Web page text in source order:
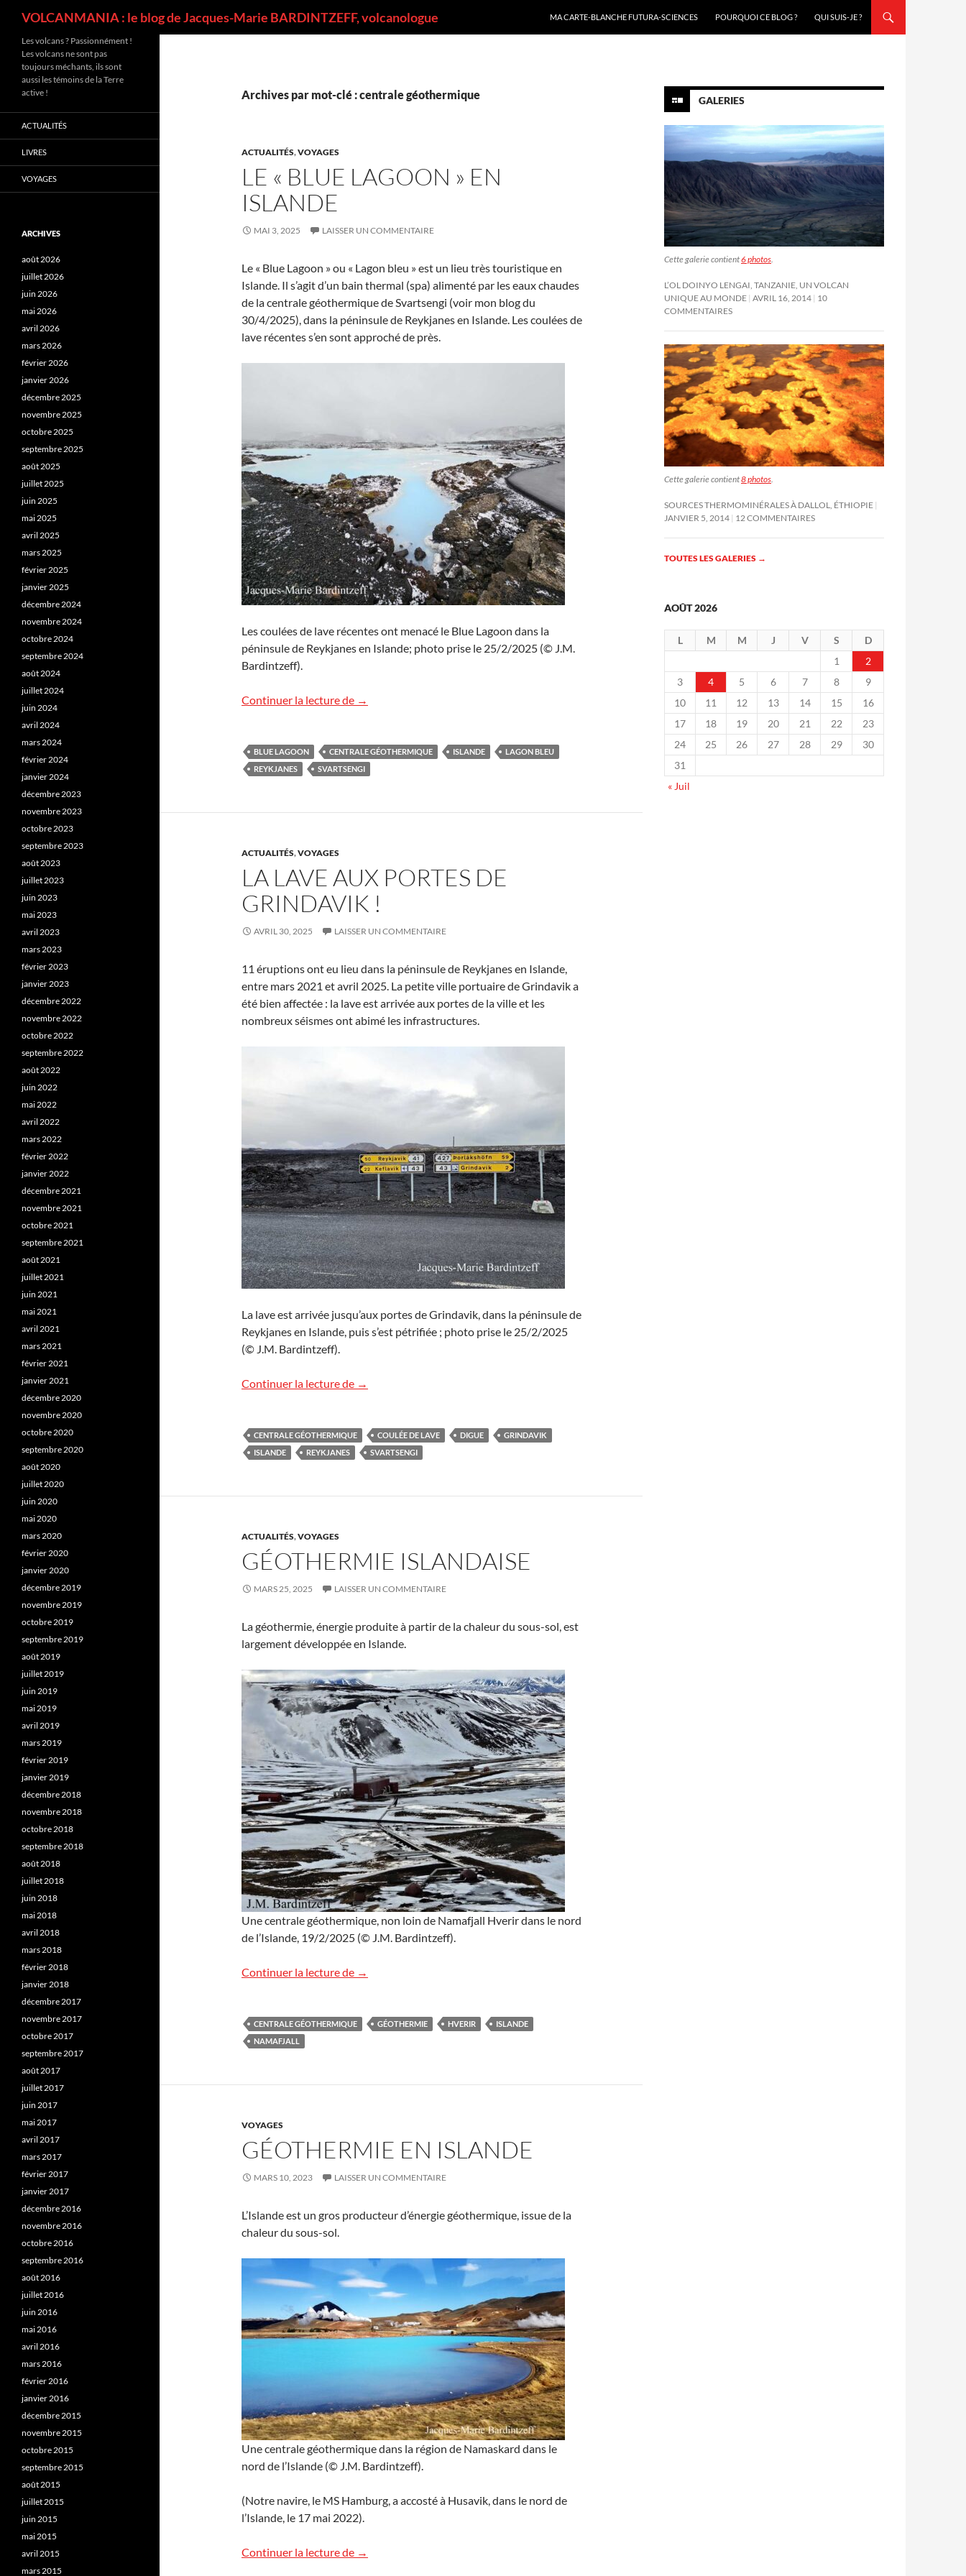
VOLCANMANIA : le blog de Jacques-Marie BARDINTZEFF, volcanologue
MA CARTE-BLANCHE FUTURA-SCIENCES
POURQUOI CE BLOG ? QUI SUIS-JE ?
Archives par mot-clé : centrale géothermique
ACTUALITÉS,VOYAGES
LE « BLUE LAGOON » EN
ISLANDE
MAI 3, 2025 LAISSER UN COMMENTAIRE
Le « Blue Lagoon » ou « Lagon bleu » est un lieu très touristique en
Islande. Il s’agit d’un bain thermal (spa) alimenté par les eaux chaudes
de la centrale géothermique de Svartsengi (voir mon blog du
30/4/2025), dans la péninsule de Reykjanes en Islande. Les coulées de
lave récentes s’en sont approché de près.
Les coulées de lave récentes ont menacé le Blue Lagoon dans la
péninsule de Reykjanes en Islande; photo prise le 25/2/2025 (© J.M.
Bardintzeff).
Continuer la lecture de Le « Blue Lagoon » en Islande
→
BLUE LAGOON CENTRALE GÉOTHERMIQUE ISLANDE
LAGON BLEU
REYKJANES
SVARTSENGI
ACTUALITÉS,VOYAGES
LA LAVE AUX PORTES DE
GRINDAVIK !
AVRIL 30, 2025 LAISSER UN COMMENTAIRE
11 éruptions ont eu lieu dans la péninsule de Reykjanes en Islande,
entre mars 2021 et avril 2025. La petite ville portuaire de Grindavik a
été bien affectée : la lave est arrivée aux portes de la ville et les
nombreux séismes ont abimé les infrastructures.
La lave est arrivée jusqu’aux portes de Grindavik, dans la péninsule de
Reykjanes en Islande, puis s’est pétrifiée ; photo prise le 25/2/2025
(© J.M. Bardintzeff).
Continuer la lecture de La lave aux portes de Grindavik !
→
CENTRALE GÉOTHERMIQUE COULÉE DE LAVE DIGUE
GRINDAVIK
ISLANDE
REYKJANES SVARTSENGI
ACTUALITÉS,VOYAGES
GÉOTHERMIE ISLANDAISE
MARS 25, 2025 LAISSER UN COMMENTAIRE
La géothermie, énergie produite à partir de la chaleur du sous-sol, est
largement développée en Islande.
Une centrale géothermique, non loin de Namafjall Hverir dans le nord
de l’Islande, 19/2/2025 (© J.M. Bardintzeff).
Continuer la lecture de Géothermie islandaise
→
CENTRALE GÉOTHERMIQUE GÉOTHERMIE HVERIR
ISLANDE
NAMAFJALL
VOYAGES
GÉOTHERMIE EN ISLANDE
MARS 10, 2023 LAISSER UN COMMENTAIRE
L’Islande est un gros producteur d’énergie géothermique, issue de la
chaleur du sous-sol.
Une centrale géothermique dans la région de Namaskard dans le
nord de l’Islande (© J.M. Bardintzeff).
(Notre navire, le MS Hamburg, a accosté à Husavik, dans le nord de
l’Islande, le 17 mai 2022).
Continuer la lecture de Géothermie en Islande
→
GALERIES
Cette galerie contient6 photos.
L’OL DOINYO LENGAI, TANZANIE, UN VOLCAN
UNIQUE AU MONDE AVRIL 16, 2014 10
COMMENTAIRES
Cette galerie contient8 photos
SOURCES THERMOMINÉRALES À DALLOL, ÉTHIOPIE
JANVIER 5, 2014 12 COMMENTAIRES
TOUTES LES GALERIES →
AOÛT 2026
L M M J V S
D
1
2
3
4 5 6 7 8
9
10
11 12 13 14 15
16
17
18 19 20 21 22
23
24
25 26 27 28 29
30
31
« Juil
Les volcans ? Passionnément !
Les volcans ne sont pas
toujours méchants, ils sont
aussi les témoins de la Terre
active !
ACTUALITÉS
LIVRES
VOYAGES
ARCHIVES
août 2026
juillet 2026
juin 2026
mai 2026
avril 2026
mars 2026
février 2026
janvier 2026
décembre 2025
novembre 2025
octobre 2025
septembre 2025
août 2025
juillet 2025
juin 2025
mai 2025
avril 2025
mars 2025
février 2025
janvier 2025
décembre 2024
novembre 2024
octobre 2024
septembre 2024
août 2024
juillet 2024
juin 2024
avril 2024
mars 2024
février 2024
janvier 2024
décembre 2023
novembre 2023
octobre 2023
septembre 2023
août 2023
juillet 2023
juin 2023
mai 2023
avril 2023
mars 2023
février 2023
janvier 2023
décembre 2022
novembre 2022
octobre 2022
septembre 2022
août 2022
juin 2022
mai 2022
avril 2022
mars 2022
février 2022
janvier 2022
décembre 2021
novembre 2021
octobre 2021
septembre 2021
août 2021
juillet 2021
juin 2021
mai 2021
avril 2021
mars 2021
février 2021
janvier 2021
décembre 2020
novembre 2020
octobre 2020
septembre 2020
août 2020
juillet 2020
juin 2020
mai 2020
mars 2020
février 2020
janvier 2020
décembre 2019
novembre 2019
octobre 2019
septembre 2019
août 2019
juillet 2019
juin 2019
mai 2019
avril 2019
mars 2019
février 2019
janvier 2019
décembre 2018
novembre 2018
octobre 2018
septembre 2018
août 2018
juillet 2018
juin 2018
mai 2018
avril 2018
mars 2018
février 2018
janvier 2018
décembre 2017
novembre 2017
octobre 2017
septembre 2017
août 2017
juillet 2017
juin 2017
mai 2017
avril 2017
mars 2017
février 2017
janvier 2017
décembre 2016
novembre 2016
octobre 2016
septembre 2016
août 2016
juillet 2016
juin 2016
mai 2016
avril 2016
mars 2016
février 2016
janvier 2016
décembre 2015
novembre 2015
octobre 2015
septembre 2015
août 2015
juillet 2015
juin 2015
mai 2015
avril 2015
mars 2015